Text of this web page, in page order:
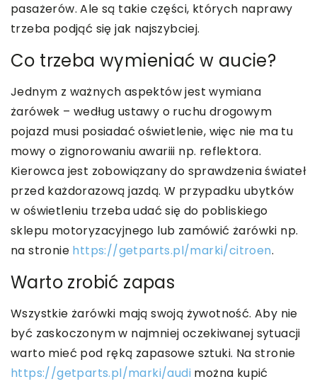
pasażerów. Ale są takie części, których naprawy
trzeba podjąć się jak najszybciej.
Co trzeba wymieniać w aucie?
Jednym z ważnych aspektów jest wymiana
żarówek – według ustawy o ruchu drogowym
pojazd musi posiadać oświetlenie, więc nie ma tu
mowy o zignorowaniu awariii np. reflektora.
Kierowca jest zobowiązany do sprawdzenia świateł
przed każdorazową jazdą. W przypadku ubytków
w oświetleniu trzeba udać się do pobliskiego
sklepu motoryzacyjnego lub zamówić żarówki np.
na stronie https://getparts.pl/marki/citroen.
Warto zrobić zapas
Wszystkie żarówki mają swoją żywotność. Aby nie
być zaskoczonym w najmniej oczekiwanej sytuacji
warto mieć pod ręką zapasowe sztuki. Na stronie
https://getparts.pl/marki/audi można kupić